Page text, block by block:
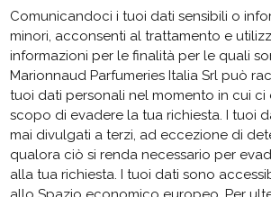
Comunicandoci i tuoi dati sensibili o
minori, acconsenti al trattamento e
informazioni per le finalità per le quali
Marionnaud Parfumeries Italia Srl può
tuoi dati personali nel momento in cui
scopo di evadere la tua richiesta. I tuoi
mai divulgati a terzi, ad eccezione di
qualora ciò si renda necessario per
alla tua richiesta. I tuoi dati sono